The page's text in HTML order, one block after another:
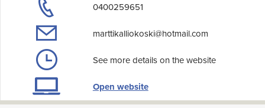
0400259651
marttikalliokoski@hotmail.com
See more details on the website
Open website